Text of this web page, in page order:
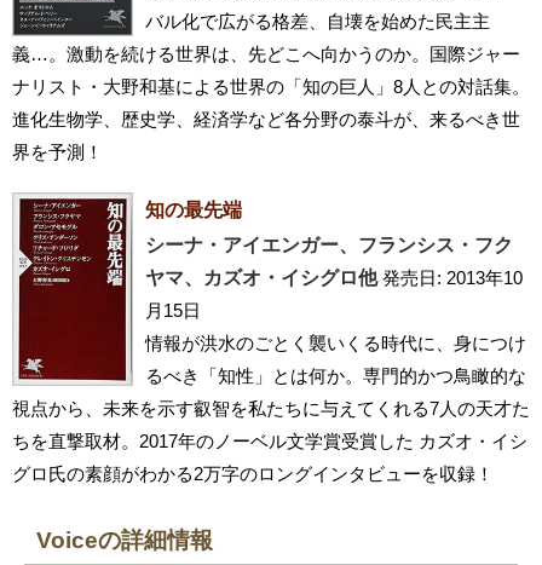
バル化で広がる格差、自壊を始めた民主主
義…。激動を続ける世界は、先どこへ向かうのか。国際ジャー
ナリスト・大野和基による世界の「知の巨人」8人との対話集。
進化生物学、歴史学、経済学など各分野の泰斗が、来るべき世
界を予測！
知の最先端
シーナ・アイエンガー、フランシス・フク
ヤマ、カズオ・イシグロ他 発売日: 2013年10
月15日
情報が洪水のごとく襲いくる時代に、身につけ
るべき「知性」とは何か。専門的かつ鳥瞰的な
視点から、未来を示す叡智を私たちに与えてくれる7人の天才た
ちを直撃取材。2017年のノーベル文学賞受賞した カズオ・イシ
グロ氏の素顔がわかる2万字のロングインタビューを収録！
Voiceの詳細情報